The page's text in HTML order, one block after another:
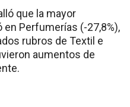
que la mayor
Perfumerías (-27,8%),
rubros de Textil e
aumentos de